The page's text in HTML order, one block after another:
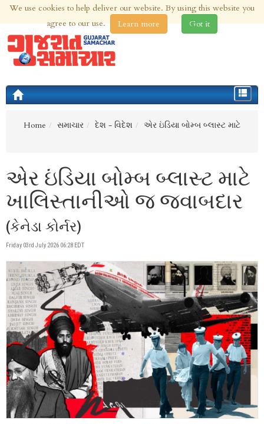
5th Aug 2026 | Updated at 11:38pm 5th Aug 2026
Toggle
Home
સમાચાર દેશ - વિદેશ એર ઇંડિયા બોમ્બ બ્લાસ્ટ માટે
એર ઇંડિયા બોમ્બ બ્લાસ્ટ માટે
ખાલિસ્તાનીઓ જ જવાબદાર
(કેનેડા કોર્નર)
Friday 03rd July 2026 06:28 EDT
We use cookies to help deliver our website. By using this website you
agree to our use.
Learn more Got it